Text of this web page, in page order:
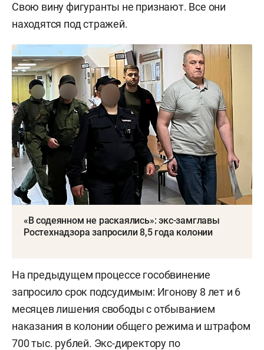
Свою вину фигуранты не признают. Все они
находятся под стражей.
«В содеянном не раскаялись»: экс-замглавы
Ростехнадзора запросили 8,5 года колонии
На предыдущем процессе гособвинение
запросило срок подсудимым: Игонову 8 лет и 6
месяцев лишения свободы с отбыванием
наказания в колонии общего режима и штрафом
700 тыс. рублей. Экс-директору по